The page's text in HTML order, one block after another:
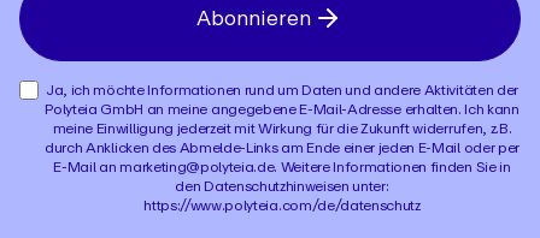
Abonnieren
Ja, ich möchte Informationen rund um Daten und andere Aktivitäten der
Polyteia GmbH an meine angegebene E-Mail-Adresse erhalten. Ich kann
meine Einwilligung jederzeit mit Wirkung für die Zukunft widerrufen, z.B.
durch Anklicken des Abmelde-Links am Ende einer jeden E-Mail oder per
E-Mail an marketing@polyteia.de. Weitere Informationen finden Sie in
den Datenschutzhinweisen unter:
https://www.polyteia.com/de/datenschutz